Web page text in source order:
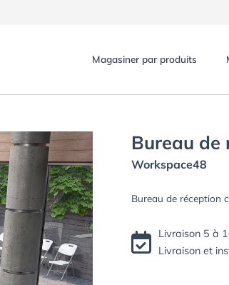
Magasiner par produits
Bureau de
Workspace48
Bureau de réception
Livraison 5 à
Livraison et